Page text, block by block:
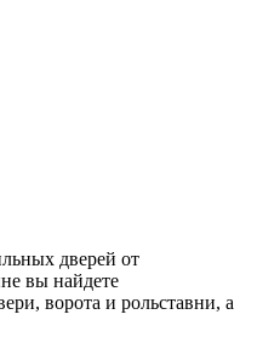
дверей от
вы найдете
ворота и рольставни, а